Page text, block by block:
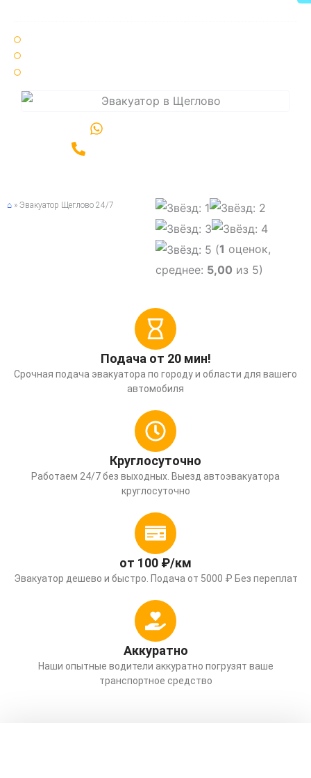
⌂ » Эвакуатор Щеглово 24/7
(1 оценок,
среднее: 5,00 из 5)
Подача от 20 мин!
Срочная подача эвакуатора по городу и области для вашего
автомобиля
Круглосуточно
Работаем 24/7 без выходных. Выезд автоэвакуатора
круглосуточно
от 100 ₽/км
Эвакуатор дешево и быстро. Подача от 5000 ₽ Без переплат
Аккуратно
Наши опытные водители аккуратно погрузят ваше
транспортное средство